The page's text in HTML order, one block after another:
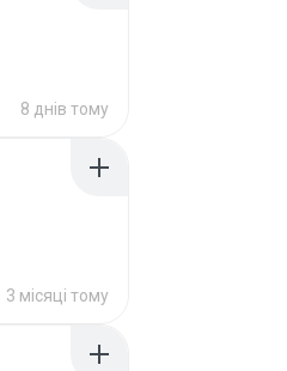
8 днів тому
3 місяці тому